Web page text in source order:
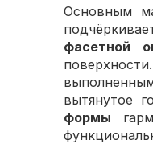
Основным
фасетной
вытянутое
формы